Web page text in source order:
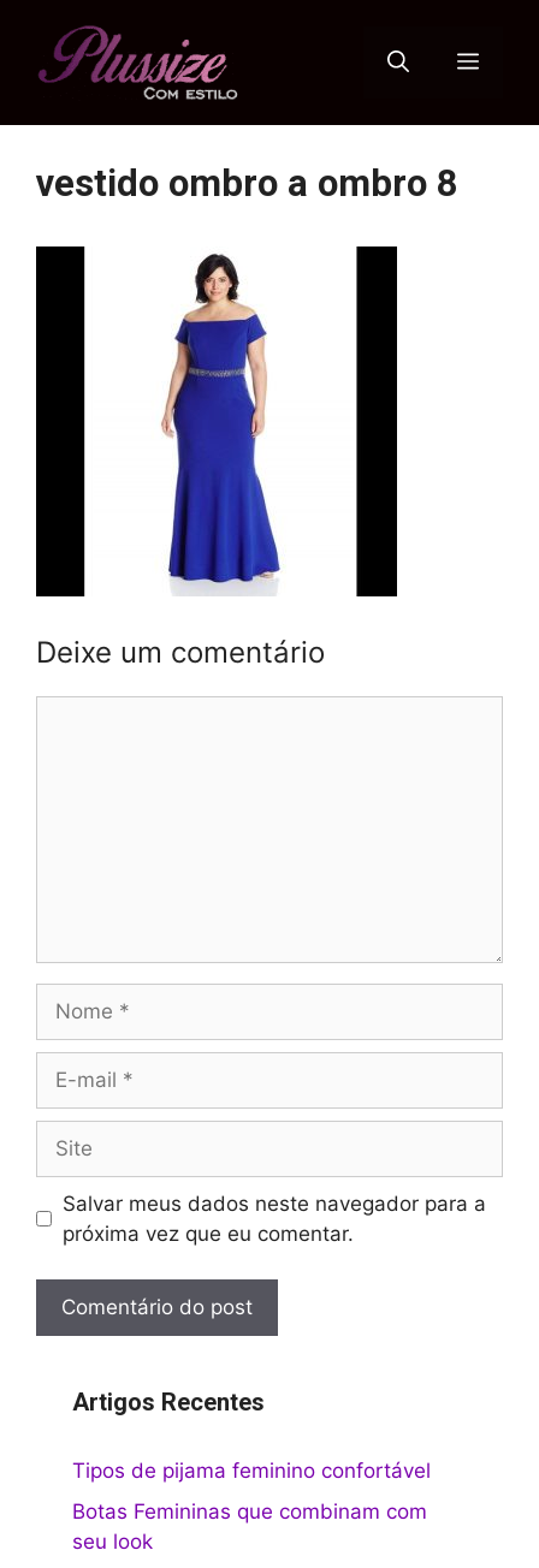
Menu
vestido ombro a ombro 8
Deixe um comentário
mail
Salvar meus dados neste navegador para a
próxima vez que eu comentar.
Artigos Recentes
Tipos de pijama feminino confortável
Botas Femininas que combinam com
seu look